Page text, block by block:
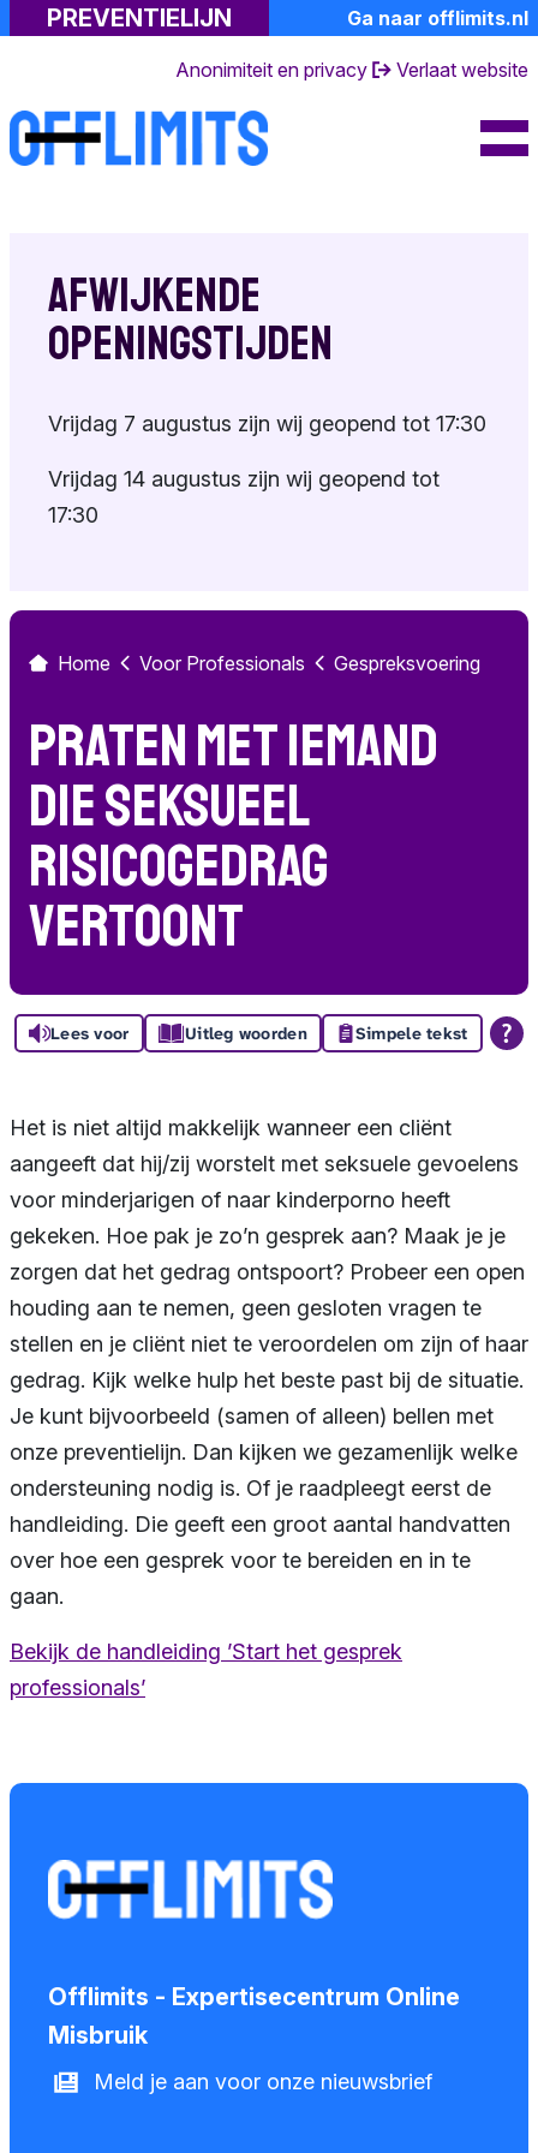
PREVENTIELIJN Ga naar offlimits.nl
Anonimiteit en privacy Verlaat website
Kindermisbruik
Toolkit
Lotgenoten
De gevolgen
Emoties
Samen praten
Toolkit
Professionals
Gespreksvoering
Risicosignalen
hulp
Suïciderisico
Eigen emoties
Toolkit
Meer informatie
FAQ's
partner
Ervaringsverhalen
Terminologie
Doe mee
Over ons
openingstijden
Over de
preventielijn
Andere
hulpverlening
Afwijkende
openingstijden
Vrijdag 7 augustus zijn wij geopend tot 17:30
Vrijdag 14 augustus zijn wij geopend tot
17:30
Home Voor Professionals Gespreksvoering
Praten met iemand
die seksueel
risicogedrag
vertoont
Lees voor Uitleg woorden Simpele tekst
Het is niet altijd makkelijk wanneer een cliënt
aangeeft dat hij/zij worstelt met seksuele gevoelens
voor minderjarigen of naar kinderporno heeft
gekeken. Hoe pak je zo’n gesprek aan? Maak je je
zorgen dat het gedrag ontspoort? Probeer een open
houding aan te nemen, geen gesloten vragen te
stellen en je cliënt niet te veroordelen om zijn of haar
gedrag. Kijk welke hulp het beste past bij de situatie.
Je kunt bijvoorbeeld (samen of alleen) bellen met
onze preventielijn. Dan kijken we gezamenlijk welke
ondersteuning nodig is. Of je raadpleegt eerst de
handleiding. Die geeft een groot aantal handvatten
over hoe een gesprek voor te bereiden en in te
gaan.
Bekijk de handleiding ’Start het gesprek
professionals’
Offlimits - Expertisecentrum Online
Misbruik
Meld je aan voor onze nieuwsbrief